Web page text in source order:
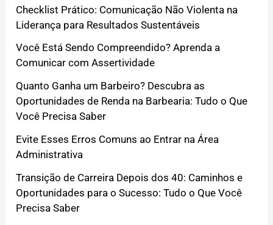
Checklist Prático: Comunicação Não Violenta na
Liderança para Resultados Sustentáveis
Você Está Sendo Compreendido? Aprenda a
Comunicar com Assertividade
Quanto Ganha um Barbeiro? Descubra as
Oportunidades de Renda na Barbearia: Tudo o Que
Você Precisa Saber
Evite Esses Erros Comuns ao Entrar na Área
Administrativa
Transição de Carreira Depois dos 40: Caminhos e
Oportunidades para o Sucesso: Tudo o Que Você
Precisa Saber